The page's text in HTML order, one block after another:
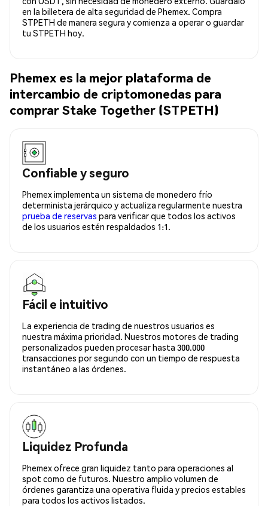
en la billetera de alta seguridad de Phemex. Compra
STPETH de manera segura y comienza a operar o guardar
tu STPETH hoy.
Phemex es la mejor plataforma de
intercambio de criptomonedas para
comprar Stake Together (STPETH)
Confiable y seguro
Phemex implementa un sistema de monedero frío
determinista jerárquico y actualiza regularmente nuestra
prueba de reservas para verificar que todos los activos
de los usuarios estén respaldados 1:1.
Fácil e intuitivo
La experiencia de trading de nuestros usuarios es
nuestra máxima prioridad. Nuestros motores de trading
personalizados pueden procesar hasta 300.000
transacciones por segundo con un tiempo de respuesta
instantáneo a las órdenes.
Liquidez Profunda
Phemex ofrece gran liquidez tanto para operaciones al
spot como de futuros. Nuestro amplio volumen de
órdenes garantiza una operativa fluida y precios estables
para todos los activos listados.